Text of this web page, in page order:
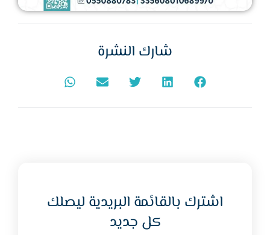
شارك النشرة
اشترك بالقائمة البريدية ليصلك
كل جديد